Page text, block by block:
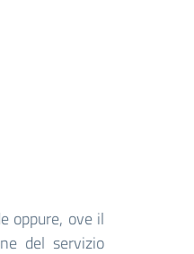
oppure, ove il
del servizio